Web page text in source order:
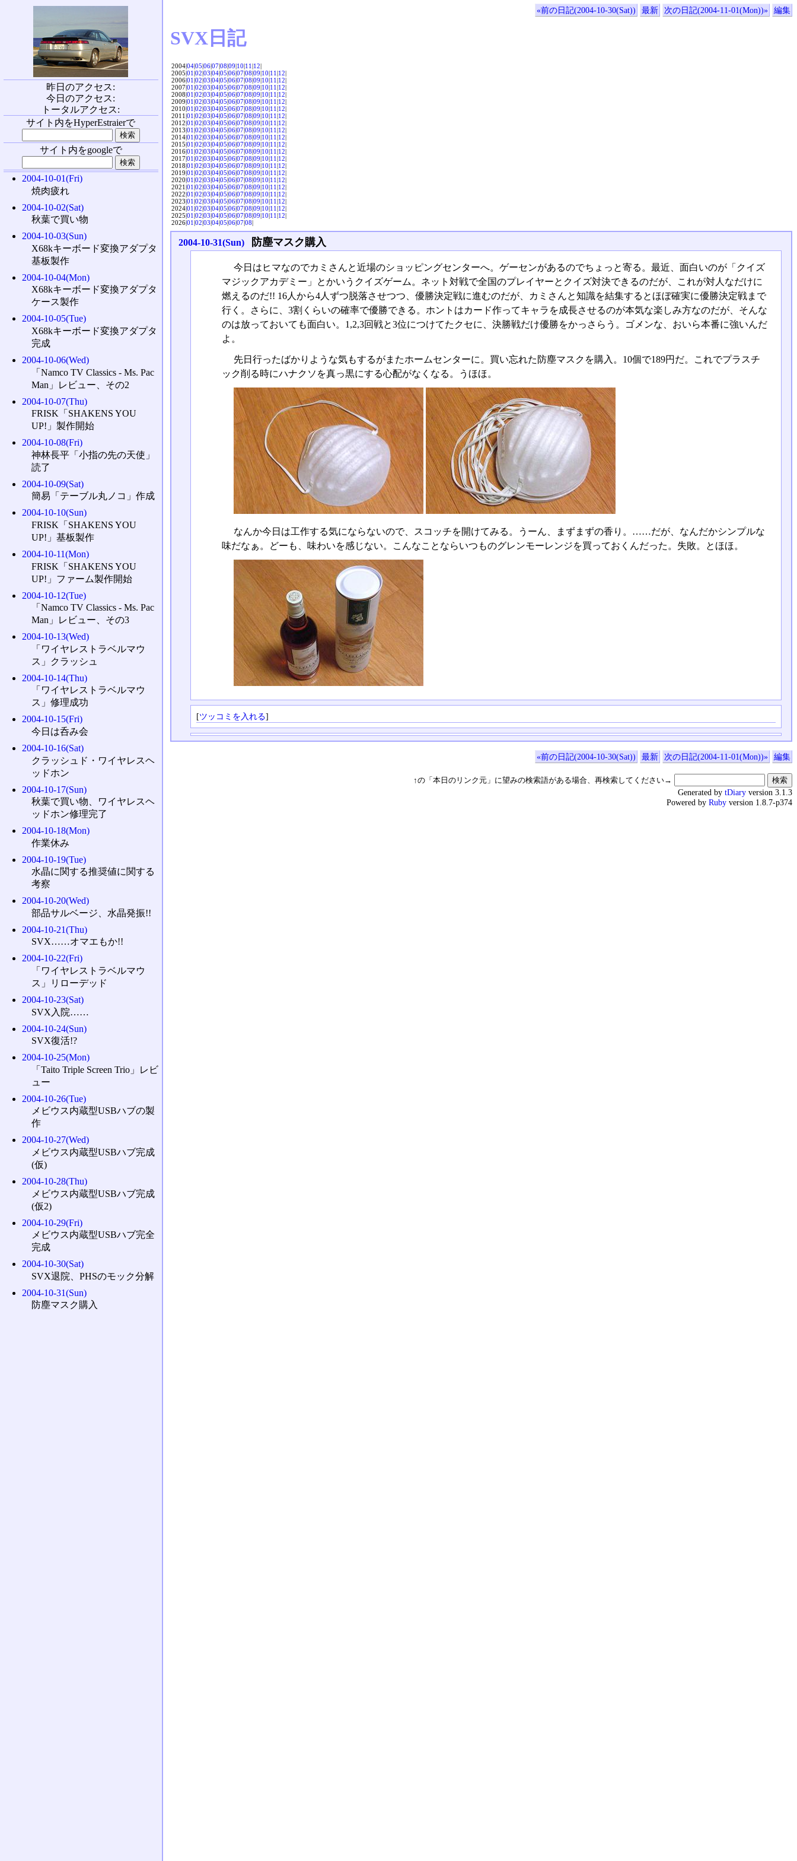
«前の日記(2004-10-30(Sat)) 最新 次の日記(2004-11-01(Mon))» 編集
SVX日記
2004|04|05|06|07|08|09|10|11|12|
2005|01|02|03|04|05|06|07|08|09|10|11|12|
2006|01|02|03|04|05|06|07|08|09|10|11|12|
2007|01|02|03|04|05|06|07|08|09|10|11|12|
2008|01|02|03|04|05|06|07|08|09|10|11|12|
2009|01|02|03|04|05|06|07|08|09|10|11|12|
2010|01|02|03|04|05|06|07|08|09|10|11|12|
2011|01|02|03|04|05|06|07|08|09|10|11|12|
2012|01|02|03|04|05|06|07|08|09|10|11|12|
2013|01|02|03|04|05|06|07|08|09|10|11|12|
2014|01|02|03|04|05|06|07|08|09|10|11|12|
2015|01|02|03|04|05|06|07|08|09|10|11|12|
2016|01|02|03|04|05|06|07|08|09|10|11|12|
2017|01|02|03|04|05|06|07|08|09|10|11|12|
2018|01|02|03|04|05|06|07|08|09|10|11|12|
2019|01|02|03|04|05|06|07|08|09|10|11|12|
2020|01|02|03|04|05|06|07|08|09|10|11|12|
2021|01|02|03|04|05|06|07|08|09|10|11|12|
2022|01|02|03|04|05|06|07|08|09|10|11|12|
2023|01|02|03|04|05|06|07|08|09|10|11|12|
2024|01|02|03|04|05|06|07|08|09|10|11|12|
2025|01|02|03|04|05|06|07|08|09|10|11|12|
2026|01|02|03|04|05|06|07|08|
2004-10-31(Sun) 防塵マスク購入
今日はヒマなのでカミさんと近場のショッピングセンターへ。ゲーセンがあるのでちょっと寄る。最近、面白いのが「クイズ
マジックアカデミー」とかいうクイズゲーム。ネット対戦で全国のプレイヤーとクイズ対決できるのだが、これが対人なだけに
燃えるのだ!! 16人から4人ずつ脱落させつつ、優勝決定戦に進むのだが、カミさんと知識を結集するとほぼ確実に優勝決定戦まで
行く。さらに、3割くらいの確率で優勝できる。ホントはカード作ってキャラを成長させるのが本気な楽しみ方なのだが、そんな
のは放っておいても面白い。1,2,3回戦と3位につけてたクセに、決勝戦だけ優勝をかっさらう。ゴメンな、おいら本番に強いんだ
よ。
先日行ったばかりような気もするがまたホームセンターに。買い忘れた防塵マスクを購入。10個で189円だ。これでプラスチ
ック削る時にハナクソを真っ黒にする心配がなくなる。うほほ。
なんか今日は工作する気にならないので、スコッチを開けてみる。うーん、まずまずの香り。……だが、なんだかシンプルな
味だなぁ。どーも、味わいを感じない。こんなことならいつものグレンモーレンジを買っておくんだった。失敗。とほほ。
[ツッコミを入れる]
«前の日記(2004-10-30(Sat)) 最新 次の日記(2004-11-01(Mon))» 編集
↑の「本日のリンク元」に望みの検索語がある場合、再検索してください→
昨日のアクセス:
今日のアクセス:
トータルアクセス:
サイト内をHyperEstraierで
サイト内をgoogleで
2004-10-01(Fri)
焼肉疲れ
2004-10-02(Sat)
秋葉で買い物
2004-10-03(Sun)
X68kキーボード変換アダプタ
基板製作
2004-10-04(Mon)
X68kキーボード変換アダプタ
ケース製作
2004-10-05(Tue)
X68kキーボード変換アダプタ
完成
2004-10-06(Wed)
「Namco TV Classics - Ms. Pac
Man」レビュー、その2
2004-10-07(Thu)
FRISK「SHAKENS YOU
UP!」製作開始
2004-10-08(Fri)
神林長平「小指の先の天使」
読了
2004-10-09(Sat)
簡易「テーブル丸ノコ」作成
2004-10-10(Sun)
FRISK「SHAKENS YOU
UP!」基板製作
2004-10-11(Mon)
FRISK「SHAKENS YOU
UP!」ファーム製作開始
2004-10-12(Tue)
「Namco TV Classics - Ms. Pac
Man」レビュー、その3
2004-10-13(Wed)
「ワイヤレストラベルマウ
ス」クラッシュ
2004-10-14(Thu)
「ワイヤレストラベルマウ
ス」修理成功
2004-10-15(Fri)
今日は呑み会
2004-10-16(Sat)
クラッシュド・ワイヤレスヘ
ッドホン
2004-10-17(Sun)
秋葉で買い物、ワイヤレスヘ
ッドホン修理完了
2004-10-18(Mon)
作業休み
2004-10-19(Tue)
水晶に関する推奨値に関する
考察
2004-10-20(Wed)
部品サルベージ、水晶発振!!
2004-10-21(Thu)
SVX……オマエもか!!
2004-10-22(Fri)
「ワイヤレストラベルマウ
ス」リローデッド
2004-10-23(Sat)
SVX入院……
2004-10-24(Sun)
SVX復活!?
2004-10-25(Mon)
「Taito Triple Screen Trio」レビ
ュー
2004-10-26(Tue)
メビウス内蔵型USBハブの製
作
2004-10-27(Wed)
メビウス内蔵型USBハブ完成
(仮)
2004-10-28(Thu)
メビウス内蔵型USBハブ完成
(仮2)
2004-10-29(Fri)
メビウス内蔵型USBハブ完全
完成
2004-10-30(Sat)
SVX退院、PHSのモック分解
2004-10-31(Sun)
防塵マスク購入
Generated by tDiary version 3.1.3
Powered by Ruby version 1.8.7-p374